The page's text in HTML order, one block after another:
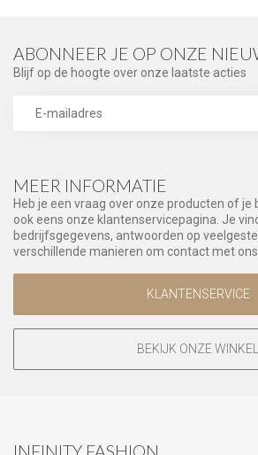
MEER INFORMATIE
Heb je een vraag over onze producten of je
ook eens onze klantenservicepagina. Je
bedrijfsgegevens, antwoorden op
verschillende manieren om contact met ons
KLANTENSERVICE
BEKIJK ONZE WINKEL
ABONNEER JE OP ONZE
Blijf op de hoogte over onze laatste acties